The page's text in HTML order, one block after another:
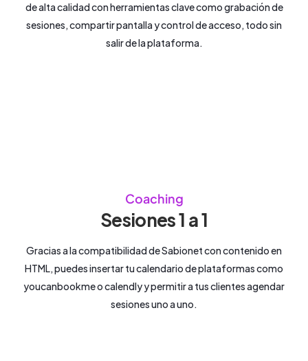
de alta calidad con herramientas clave como grabación de
sesiones, compartir pantalla y control de acceso, todo sin
salir de la plataforma.
Coaching
Sesiones 1 a 1
Gracias a la compatibilidad de Sabionet con contenido en
HTML, puedes insertar tu calendario de plataformas como
youcanbookme o calendly y permitir a tus clientes agendar
sesiones uno a uno.